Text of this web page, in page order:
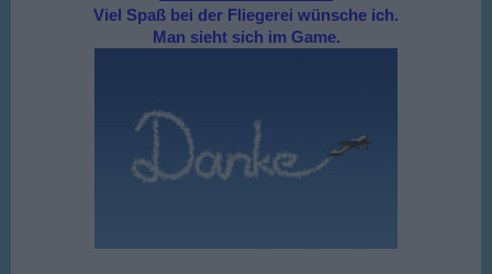
Viel Spaß bei der Fliegerei wünsche ich.
Man sieht sich im Game.